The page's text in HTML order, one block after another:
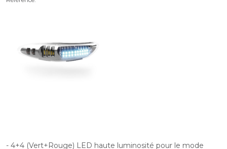
- 4+4 (Vert+Rouge) LED haute luminosité pour le mode